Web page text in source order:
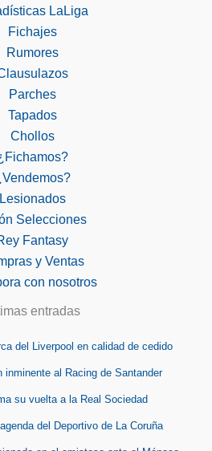
LaLiga
Fichajes
Rumores
Parches
Tapados
Chollos
Lesionados
Selecciones
Fantasy
y Ventas
con nosotros
entradas
del Liverpool en calidad de cedido
inminente al Racing de Santander
su vuelta a la Real Sociedad
del Deportivo de La Coruña